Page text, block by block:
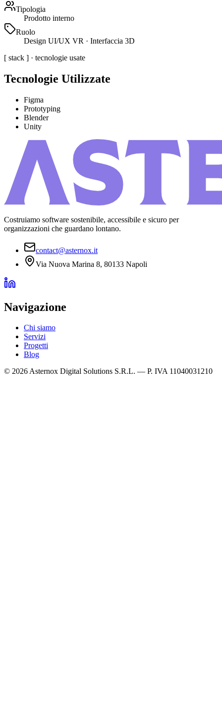
Tipologia
Prodotto interno
Ruolo
Design UI/UX VR · Interfaccia 3D
[ stack ] · tecnologie usate
Tecnologie Utilizzate
Figma
Prototyping
Blender
Unity
Costruiamo software sostenibile, accessibile e sicuro per
organizzazioni che guardano lontano.
contact@asternox.it
Via Nuova Marina 8, 80133 Napoli
Navigazione
Chi siamo
Servizi
Progetti
Blog
© 2026Asternox Digital Solutions S.R.L. — P. IVA 11040031210